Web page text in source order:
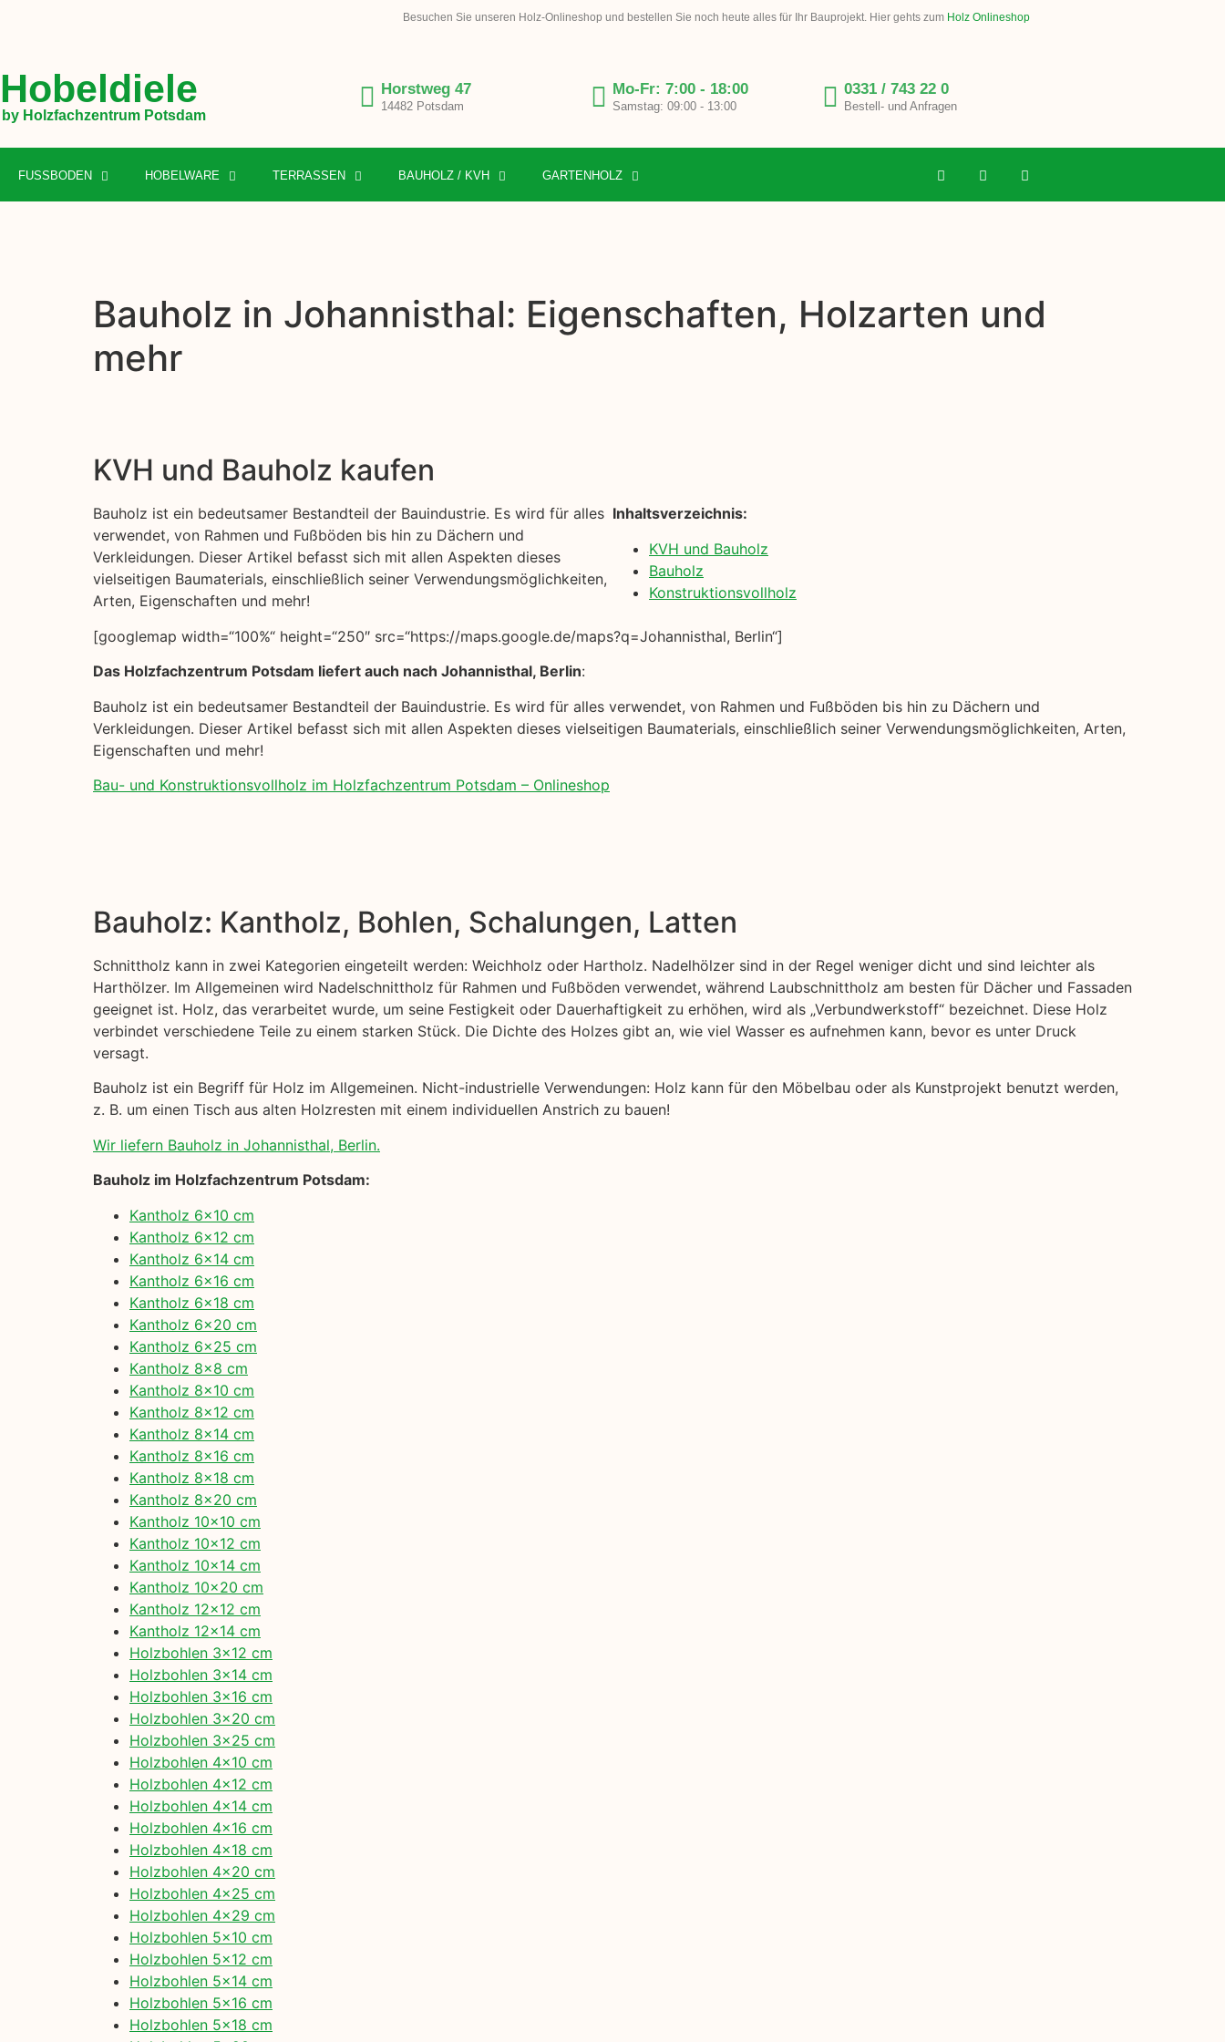
Besuchen Sie unseren Holz-Onlineshop und bestellen Sie noch heute alles für Ihr Bauprojekt. Hier gehts zum Holz Onlineshop
Hobeldiele
by Holzfachzentrum Potsdam
Horstweg 47
14482 Potsdam
Mo-Fr: 7:00 - 18:00
Samstag: 09:00 - 13:00
0331 / 743 22 0
Bestell- und Anfragen
FUSSBODEN HOBELWARE TERRASSEN BAUHOLZ / KVH GARTENHOLZ
Bauholz in Johannisthal: Eigenschaften, Holzarten und
mehr
KVH und Bauholz kaufen
Bauholz ist ein bedeutsamer Bestandteil der Bauindustrie. Es wird für alles
verwendet, von Rahmen und Fußböden bis hin zu Dächern und
Verkleidungen. Dieser Artikel befasst sich mit allen Aspekten dieses
vielseitigen Baumaterials, einschließlich seiner Verwendungsmöglichkeiten,
Arten, Eigenschaften und mehr!
Inhaltsverzeichnis:
KVH und Bauholz
Bauholz
Konstruktionsvollholz
[googlemap width=“100%“ height=“250″ src=“https://maps.google.de/maps?q=Johannisthal, Berlin“]
Das Holzfachzentrum Potsdam liefert auch nach Johannisthal, Berlin:
Bauholz ist ein bedeutsamer Bestandteil der Bauindustrie. Es wird für alles verwendet, von Rahmen und Fußböden bis hin zu Dächern und
Verkleidungen. Dieser Artikel befasst sich mit allen Aspekten dieses vielseitigen Baumaterials, einschließlich seiner Verwendungsmöglichkeiten, Arten,
Eigenschaften und mehr!
Bau- und Konstruktionsvollholz im Holzfachzentrum Potsdam – Onlineshop
Bauholz: Kantholz, Bohlen, Schalungen, Latten
Schnittholz kann in zwei Kategorien eingeteilt werden: Weichholz oder Hartholz. Nadelhölzer sind in der Regel weniger dicht und sind leichter als
Harthölzer. Im Allgemeinen wird Nadelschnittholz für Rahmen und Fußböden verwendet, während Laubschnittholz am besten für Dächer und Fassaden
geeignet ist. Holz, das verarbeitet wurde, um seine Festigkeit oder Dauerhaftigkeit zu erhöhen, wird als „Verbundwerkstoff“ bezeichnet. Diese Holz
verbindet verschiedene Teile zu einem starken Stück. Die Dichte des Holzes gibt an, wie viel Wasser es aufnehmen kann, bevor es unter Druck
versagt.
Bauholz ist ein Begriff für Holz im Allgemeinen. Nicht-industrielle Verwendungen: Holz kann für den Möbelbau oder als Kunstprojekt benutzt werden,
z. B. um einen Tisch aus alten Holzresten mit einem individuellen Anstrich zu bauen!
Wir liefern Bauholz in Johannisthal, Berlin.
Bauholz im Holzfachzentrum Potsdam:
Kantholz 6×10 cm
Kantholz 6×12 cm
Kantholz 6×14 cm
Kantholz 6×16 cm
Kantholz 6×18 cm
Kantholz 6×20 cm
Kantholz 6×25 cm
Kantholz 8×8 cm
Kantholz 8×10 cm
Kantholz 8×12 cm
Kantholz 8×14 cm
Kantholz 8×16 cm
Kantholz 8×18 cm
Kantholz 8×20 cm
Kantholz 10×10 cm
Kantholz 10×12 cm
Kantholz 10×14 cm
Kantholz 10×20 cm
Kantholz 12×12 cm
Kantholz 12×14 cm
Holzbohlen 3×12 cm
Holzbohlen 3×14 cm
Holzbohlen 3×16 cm
Holzbohlen 3×20 cm
Holzbohlen 3×25 cm
Holzbohlen 4×10 cm
Holzbohlen 4×12 cm
Holzbohlen 4×14 cm
Holzbohlen 4×16 cm
Holzbohlen 4×18 cm
Holzbohlen 4×20 cm
Holzbohlen 4×25 cm
Holzbohlen 4×29 cm
Holzbohlen 5×10 cm
Holzbohlen 5×12 cm
Holzbohlen 5×14 cm
Holzbohlen 5×16 cm
Holzbohlen 5×18 cm